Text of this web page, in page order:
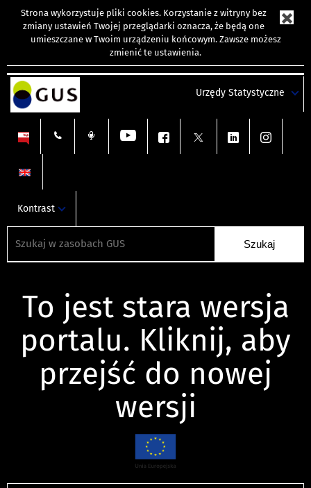
Strona wykorzystuje pliki cookies. Korzystanie z witryny bez
zmiany ustawień Twojej przeglądarki oznacza, że będą one
umieszczane w Twoim urządzeniu końcowym. Zawsze możesz
zmienić te ustawienia.
Urzędy Statystyczne
Kontrast
To jest stara wersja
portalu. Kliknij, aby
przejść do nowej
wersji